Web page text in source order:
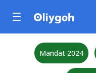
Mandat 2024